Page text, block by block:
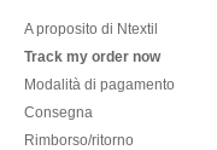
A proposito di Ntextil
Track my order now
Modalità di pagamento
Consegna
Rimborso/ritorno